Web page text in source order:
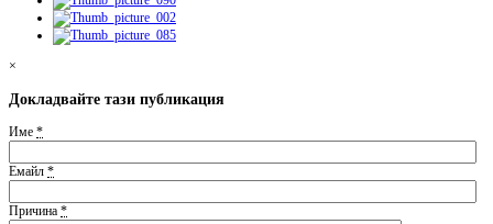
×
Докладвайте тази публикация
Име *
Емайл *
Причина *